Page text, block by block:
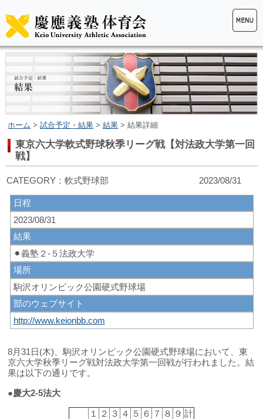
ホーム >試合予定・結果 >結果 > 結果詳細
東京六大学軟式野球秋季リーグ戦【対法政大学第一回
戦】
CATEGORY：軟式野球部 2023/08/31
日程
2023/08/31
結果
⚫︎義塾２-５法政大学
場所
駒沢オリンピック公園硬式野球場
部のウェブサイト
http://www.keionbb.com
8月31日(木)、駒沢オリンピック公園硬式野球場において、東
京六大学秋季リーグ戦対法政大学第一回戦が行われました。結
果は以下の通りです。
●慶大2-5法大
１ ２ ３ ４ ５ ６ ７ ８ ９ 計